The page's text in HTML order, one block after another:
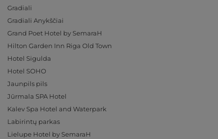
Gradiali
Gradiali Anykščiai
Grand Poet Hotel by SemaraH
Hilton Garden Inn Riga Old Town
Hotel Sigulda
Hotel SOHO
Jaunpils pils
Jūrmala SPA Hotel
Kalev Spa Hotel and Waterpark
Labirintų parkas
Lielupe Hotel by SemaraH